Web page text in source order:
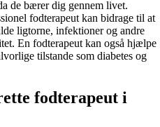
de bærer dig gennem livet.
fodterapeut kan bidrage til at
ligtorne, infektioner og andre
En fodterapeut kan også hjælpe
tilstande som diabetes og
fodterapeut i